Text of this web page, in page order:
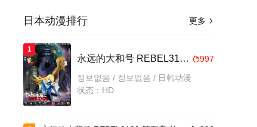
更多 
日本动漫排行
1
997
永远的大和号 REBEL3199 第四章 水色之少女
정보없음 / 정보없음 / 日韩动漫
状态：HD